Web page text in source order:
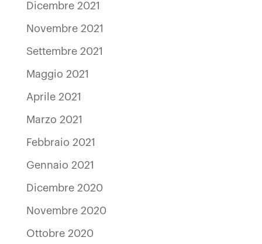
Dicembre 2021
Novembre 2021
Settembre 2021
Maggio 2021
Aprile 2021
Marzo 2021
Febbraio 2021
Gennaio 2021
Dicembre 2020
Novembre 2020
Ottobre 2020